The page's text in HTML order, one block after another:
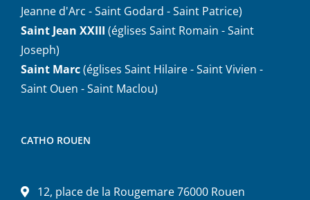
Jeanne d'Arc - Saint Godard - Saint Patrice)
Saint Jean XXIII (églises Saint Romain - Saint
Joseph)
Saint Marc(églises Saint Hilaire - Saint Vivien -
Saint Ouen - Saint Maclou)
CATHO ROUEN
12, place de la Rougemare 76000 Rouen